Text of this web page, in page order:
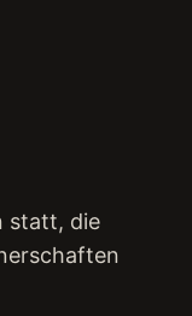
statt, die